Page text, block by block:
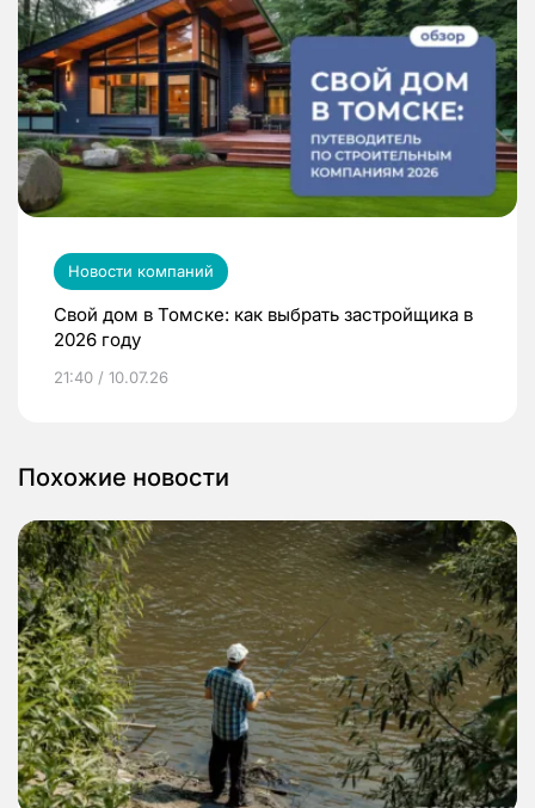
Новости компаний
Свой дом в Томске: как выбрать застройщика в
2026 году
21:40 / 10.07.26
Похожие новости